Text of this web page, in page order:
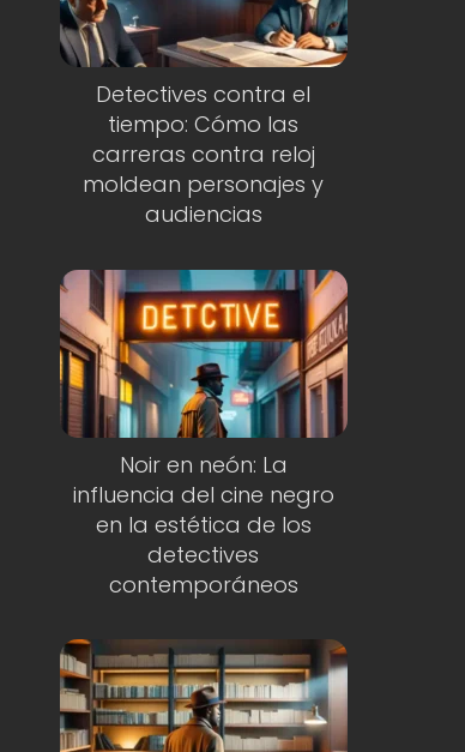
Detectives contra el
tiempo: Cómo las
carreras contra reloj
moldean personajes y
audiencias
Noir en neón: La
influencia del cine negro
en la estética de los
detectives
contemporáneos